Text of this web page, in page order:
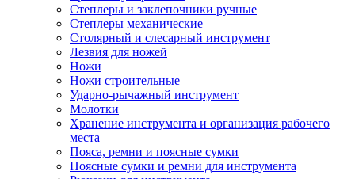
Степлеры и заклепочники ручные
Степлеры механические
Столярный и слесарный инструмент
Лезвия для ножей
Ножи
Ножи строительные
Ударно-рычажный инструмент
Молотки
Хранение инструмента и организация рабочего
места
Пояса, ремни и поясные сумки
Поясные сумки и ремни для инструмента